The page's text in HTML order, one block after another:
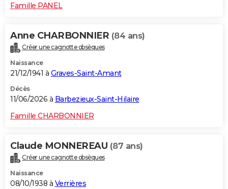
Famille PANEL
Anne CHARBONNIER (84 ans)
Créer une cagnotte obsèques
Naissance
21/12/1941 à Graves-Saint-Amant
Décès
11/06/2026 à Barbezieux-Saint-Hilaire
Famille CHARBONNIER
Claude MONNEREAU (87 ans)
Créer une cagnotte obsèques
Naissance
08/10/1938 à Verrières